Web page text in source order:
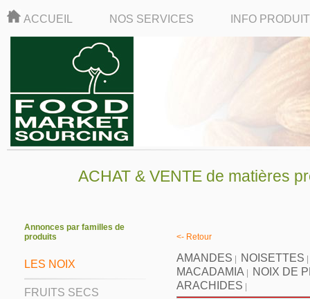
ACCUEIL NOS SERVICES INFO
ACHAT & VENTE de matières
Annonces par familles de
produits
LES NOIX
FRUITS SECS
<- Retour
AMANDES NOISETTES
MACADAMIA
NOIX DE
ARACHIDES